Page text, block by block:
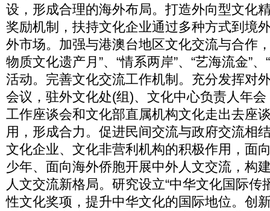
设，形成合理的海外布局。打造外向型文化
奖励机制，扶持文化企业通过多种方式到境
外市场。加强与港澳台地区文化交流与合作
物质文化遗产月”、“情系两岸”、“艺海流金”
活动。完善文化交流工作机制。充分发挥对
会议，驻外文化处(组)、文化中心负责人年
工作座谈会和文化部直属机构文化走出去座
用，形成合力。促进民间交流与政府交流相
文化企业、文化非营利机构的积极作用，面
少年、面向海外侨胞开展中外人文交流，构
人文交流新格局。研究设立“中华文化国际传
性文化奖项，提升中华文化的国际地位。创